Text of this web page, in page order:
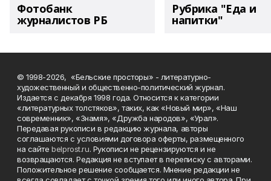
Фотобанк
журналистов РБ
Рубрика "Еда и
напитки"
© 1998-2026, «Бельские просторы» - литературно-
художественный и общественно-политический журнал.
Издается с декабря 1998 года. Относится к категории
«литературных толстяков», таких, как «Новый мир», «Наш
современник», «Знамя», «Дружба народов», «Урал».
Передавая рукописи в редакцию журнала, авторы
соглашаются с условиями договора оферты, размещенного
на сайтеbelprost.ru. Рукописи не рецензируются и не
возвращаются. Редакция не вступает в переписку с авторами.
Положительное решение сообщается. Мнение редакции не